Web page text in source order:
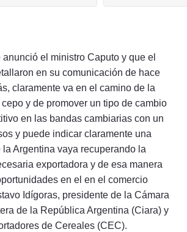
anunció el ministro Caputo y que el
en su comunicación de hace
claramente va en el camino de la
y de promover un tipo de cambio
en las bandas cambiarias con un
y puede indicar claramente una
Argentina vaya recuperando la
exportadora y de esa manera
en el en el comercio
Idígoras, presidente de la Cámara
de la República Argentina (Ciara) y
de Cereales (CEC).